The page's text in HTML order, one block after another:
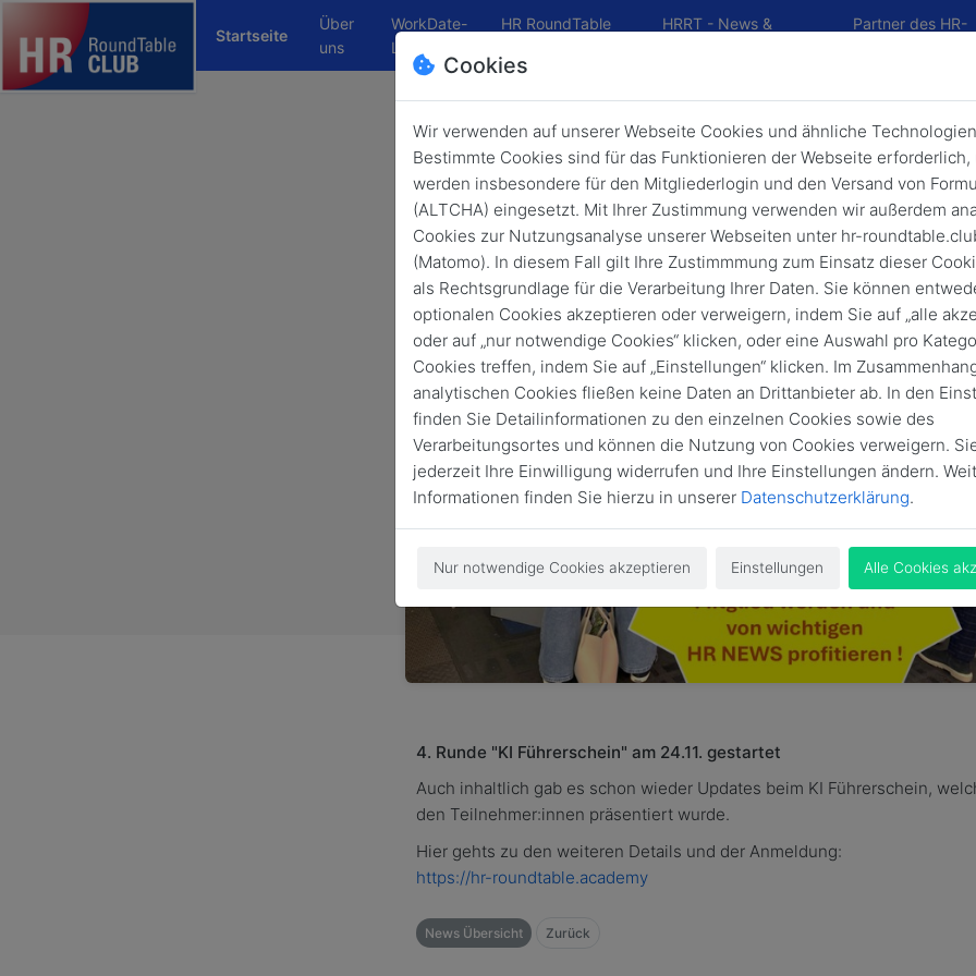
Startseite(current)
Über
uns
WorkDate-
Login
HR RoundTable
HRRT - News &
Partner des HR-
4. Runde "KI Führerschein" am
gestartet
Zurück 24. Nov. 2025 KI Führerschein
4. Runde "KI Führerschein" am 24.11. gestartet
Auch inhaltlich gab es schon wieder Updates beim KI Führerschein,
den Teilnehmer:innen präsentiert wurde.
Hier gehts zu den weiteren Details und der Anmeldung:
https://hr-roundtable.academy
News Übersicht Zurück
Cookies
Wir verwenden auf unserer Webseite Cookies und ähnliche
Bestimmte Cookies sind für das Funktionieren der Webseite erforderlich,
werden insbesondere für den Mitgliederlogin und den Versand von
(ALTCHA) eingesetzt. Mit Ihrer Zustimmung verwenden wir außerdem
Cookies zur Nutzungsanalyse unserer Webseiten unter hr-
(Matomo). In diesem Fall gilt Ihre Zustimmmung zum Einsatz dieser
als Rechtsgrundlage für die Verarbeitung Ihrer Daten. Sie können
optionalen Cookies akzeptieren oder verweigern, indem Sie auf „alle
oder auf „nur notwendige Cookies“ klicken, oder eine Auswahl pro
Cookies treffen, indem Sie auf „Einstellungen“ klicken. Im
analytischen Cookies fließen keine Daten an Drittanbieter ab. In den
finden Sie Detailinformationen zu den einzelnen Cookies sowie des
Verarbeitungsortes und können die Nutzung von Cookies verweigern.
jederzeit Ihre Einwilligung widerrufen und Ihre Einstellungen ändern.
Informationen finden Sie hierzu in unserer Datenschutzerklärung.
Nur notwendige Cookies akzeptieren Einstellungen Alle Cookies